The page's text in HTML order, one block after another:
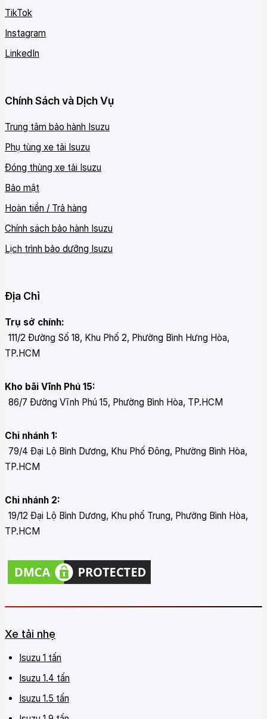
TikTok
Instagram
LinkedIn
Chính Sách và Dịch Vụ
Trung tâm bảo hành Isuzu
Phụ tùng xe tải Isuzu
Đóng thùng xe tải Isuzu
Bảo mật
Hoàn tiền / Trả hàng
Chính sách bảo hành Isuzu
Lịch trình bảo dưỡng Isuzu
Địa Chỉ
Trụ sở chính:
111/2 Đường Số 18, Khu Phố 2, Phường Bình Hưng Hòa,
TP.HCM
Kho bãi Vĩnh Phú 15:
86/7 Đường Vĩnh Phú 15, Phường Bình Hòa, TP.HCM
Chi nhánh 1:
79/4 Đại Lộ Bình Dương, Khu Phố Đông, Phường Bình Hòa,
TP.HCM
Chi nhánh 2:
19/12 Đại Lộ Bình Dương, Khu phố Trung, Phường Bình Hòa,
TP.HCM
Xe tải nhẹ
Isuzu 1 tấn
Isuzu 1.4 tấn
Isuzu 1.5 tấn